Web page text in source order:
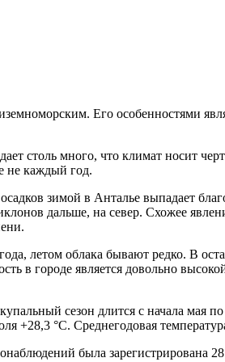
Его особенностями
столь много, что климат носит
не каждый год.
зимой в Анталье выпадает
дальше, на север. Схожее
летом облака бывают редко. В
в городе является довольно
сезон длится с начала мая
+28,3 °C. Среднегодовая
была зарегистрирована